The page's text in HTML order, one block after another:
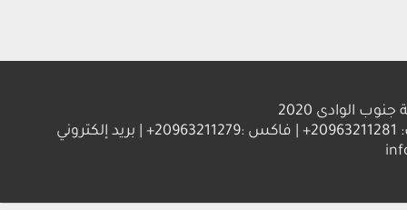
2020
العنوان : جامعة جنوب الوادي 83523 قنا - جمهورية مصر العربية | ت: 20963211281+ | فاكس :20963211279+ | بريد إلكتروني